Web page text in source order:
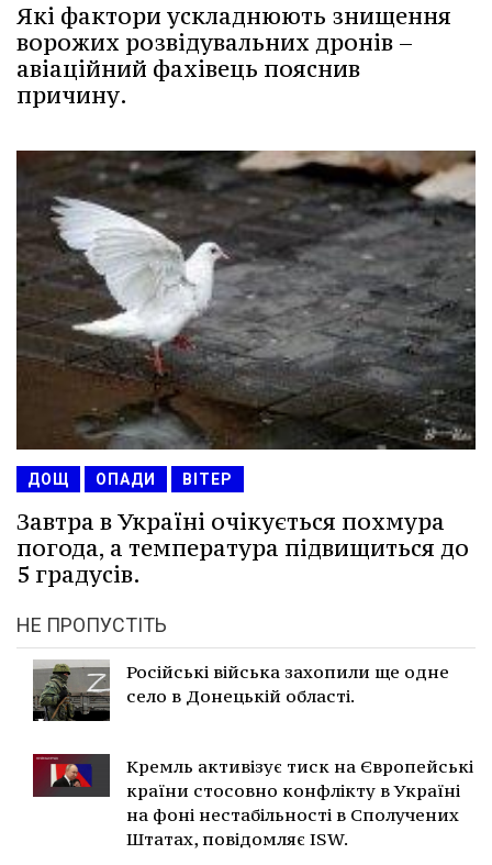
Які фактори ускладнюють знищення
ворожих розвідувальних дронів –
авіаційний фахівець пояснив
причину.
ДОЩ ОПАДИ ВІТЕР
Завтра в Україні очікується похмура
погода, а температура підвищиться до
5 градусів.
НЕ ПРОПУСТІТЬ
Російські війська захопили ще одне
село в Донецькій області.
Кремль активізує тиск на Європейські
країни стосовно конфлікту в Україні
на фоні нестабільності в Сполучених
Штатах, повідомляє ISW.